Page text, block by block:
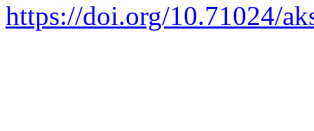
https://doi.org/10.71024/